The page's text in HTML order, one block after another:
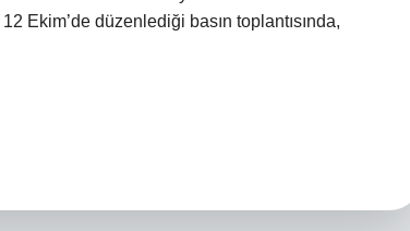
Ekim’de düzenlediği basın toplantısında,